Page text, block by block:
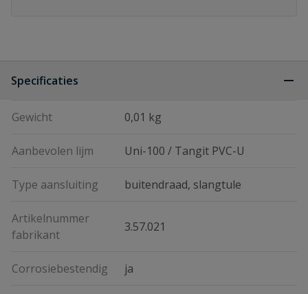
Specificaties
Gewicht 0,01 kg
Aanbevolen lijm Uni-100 / Tangit PVC-U
Type aansluiting buitendraad, slangtule
Artikelnummer
fabrikant
3.57.021
Corrosiebestendig ja